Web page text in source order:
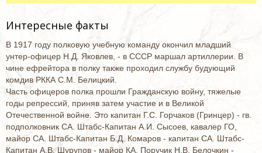
Интересные факты
В 1917 году полковую учебную команду окончил младший
унтер-офицер Н.Д. Яковлев, - в СССР маршал артиллерии. В
чине ефрейтора в полку также проходил службу будующий
комдив РККА С.М. Белицкий.
Часть офицеров полка прошли Гражданскую войну, тяжелые
годы репрессий, приняв затем участие и в Великой
Отечественной войне. Это капитан Г.С. Горчаков (Гринцер) - гв.
подполковник СА. Штабс-Капитан А.И. Сысоев, кавалер ГО,
майор СА. Штабс-Капитан Б.Д. Комаров - капитан СА. Штабс-
Капитан А.В. Шурупов - майор КА. Поручик Н.В. Белочкин -